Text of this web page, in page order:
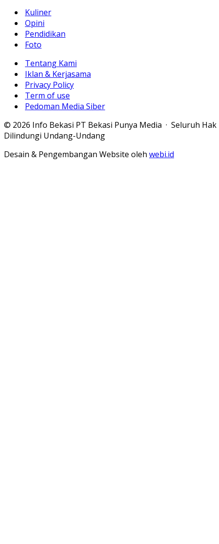
Kuliner
Opini
Pendidikan
Foto
Tentang Kami
Iklan & Kerjasama
Privacy Policy
Term of use
Pedoman Media Siber
© 2026 Info Bekasi PT Bekasi Punya Media · Seluruh Hak
Dilindungi Undang-Undang
Desain & Pengembangan Website oleh webi.id